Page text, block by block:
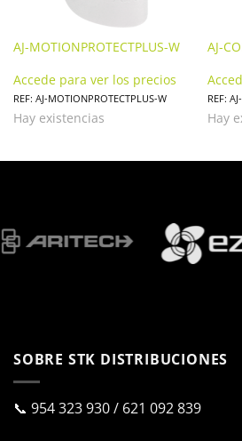
AJ-MOTIONPROTECTPLUS-W
Accede para ver los precios
REF: AJ-MOTIONPROTECTPLUS-W
Hay existencias
AJ-
REF:
Hay
SOBRE STK DISTRIBUCIONES
📞 954 323 930/ 621 092 839